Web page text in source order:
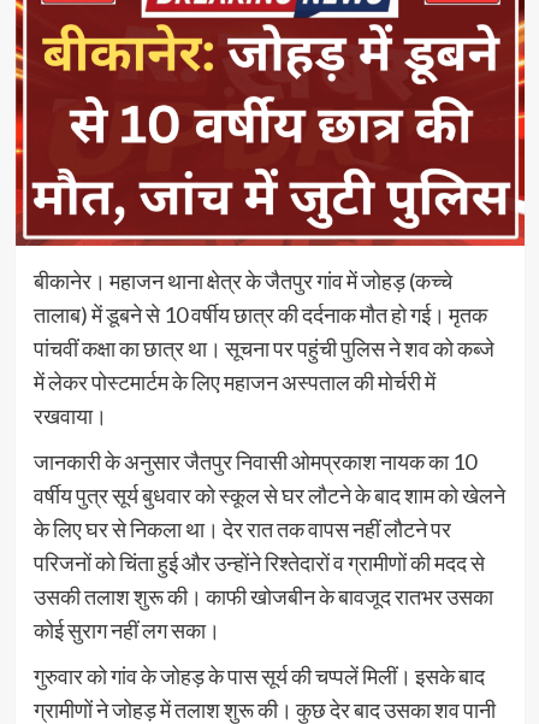
बीकानेर। महाजन थाना क्षेत्र के जैतपुर गांव में जोहड़ (कच्चे
तालाब) में डूबने से 10 वर्षीय छात्र की दर्दनाक मौत हो गई। मृतक
पांचवीं कक्षा का छात्र था। सूचना पर पहुंची पुलिस ने शव को कब्जे
में लेकर पोस्टमार्टम के लिए महाजन अस्पताल की मोर्चरी में
रखवाया।
जानकारी के अनुसार जैतपुर निवासी ओमप्रकाश नायक का 10
वर्षीय पुत्र सूर्य बुधवार को स्कूल से घर लौटने के बाद शाम को खेलने
के लिए घर से निकला था। देर रात तक वापस नहीं लौटने पर
परिजनों को चिंता हुई और उन्होंने रिश्तेदारों व ग्रामीणों की मदद से
उसकी तलाश शुरू की। काफी खोजबीन के बावजूद रातभर उसका
कोई सुराग नहीं लग सका।
गुरुवार को गांव के जोहड़ के पास सूर्य की चप्पलें मिलीं। इसके बाद
ग्रामीणों ने जोहड़ में तलाश शुरू की। कुछ देर बाद उसका शव पानी